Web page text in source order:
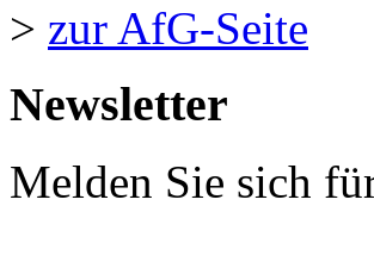
> zur AfG-Seite
Newsletter
Melden Sie sich